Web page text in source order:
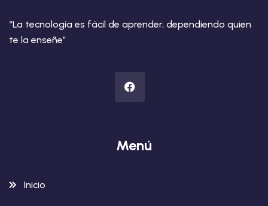
“La tecnología es fácil de aprender, dependiendo quien
te la enseñe”
Menú
Inicio